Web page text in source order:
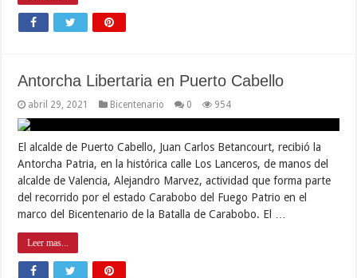
Antorcha Libertaria en Puerto Cabello
abril 29, 2021 Bicentenario 0 954
El alcalde de Puerto Cabello, Juan Carlos Betancourt, recibió la
Antorcha Patria, en la histórica calle Los Lanceros, de manos del
alcalde de Valencia, Alejandro Marvez, actividad que forma parte
del recorrido por el estado Carabobo del Fuego Patrio en el
marco del Bicentenario de la Batalla de Carabobo. El …
Leer mas...